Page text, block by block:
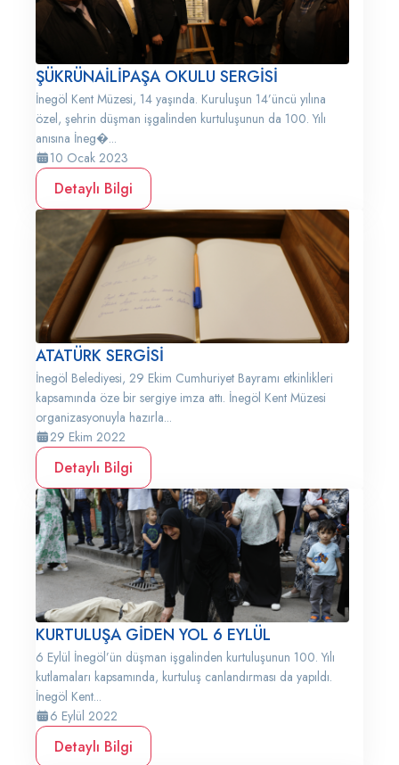
ŞÜKRÜNAİLİPAŞA OKULU SERGİSİ
İnegöl Kent Müzesi, 14 yaşında. Kuruluşun 14’üncü yılına
özel, şehrin düşman işgalinden kurtuluşunun da 100. Yılı
anısına İneg�...
10 Ocak 2023
Detaylı Bilgi
ATATÜRK SERGİSİ
İnegöl Belediyesi, 29 Ekim Cumhuriyet Bayramı etkinlikleri
kapsamında öze bir sergiye imza attı. İnegöl Kent Müzesi
organizasyonuyla hazırla...
29 Ekim 2022
Detaylı Bilgi
KURTULUŞA GİDEN YOL 6 EYLÜL
6 Eylül İnegöl’ün düşman işgalinden kurtuluşunun 100. Yılı
kutlamaları kapsamında, kurtuluş canlandırması da yapıldı.
İnegöl Kent...
6 Eylül 2022
Detaylı Bilgi